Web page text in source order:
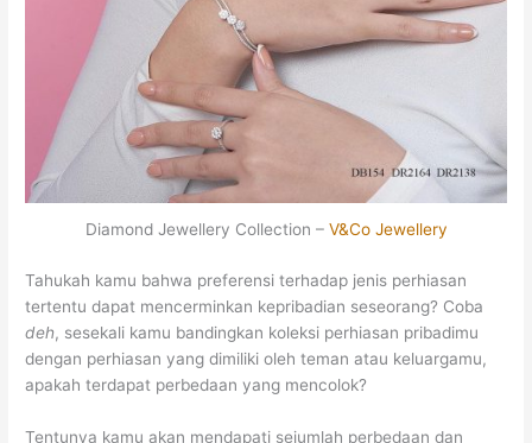
Diamond Jewellery Collection – V&Co Jewellery
Tahukah kamu bahwa preferensi terhadap jenis perhiasan
tertentu dapat mencerminkan kepribadian seseorang? Coba
deh, sesekali kamu bandingkan koleksi perhiasan pribadimu
dengan perhiasan yang dimiliki oleh teman atau keluargamu,
apakah terdapat perbedaan yang mencolok?
Tentunya kamu akan mendapati sejumlah perbedaan dan